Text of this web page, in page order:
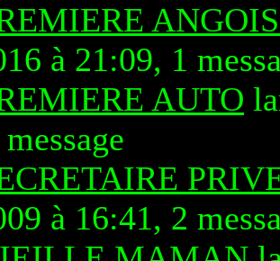
à 21:09, 1
AUTO
à 16:41, 2